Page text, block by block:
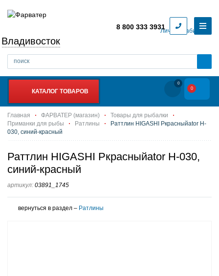
Личный кабинет
Владивосток
8 800 333 3931
КАТАЛОГ ТОВАРОВ
0
0
Главная ФАРВАТЕР (магазин)
Товары для рыбалки
Приманки для рыбы
Ратлины
Раттлин HIGASHI Pкрасныйator H-
030, синий-красный
Раттлин HIGASHI Pкрасныйator H-030,
синий-красный
артикул: 03891_1745
вернуться в раздел – Ратлины